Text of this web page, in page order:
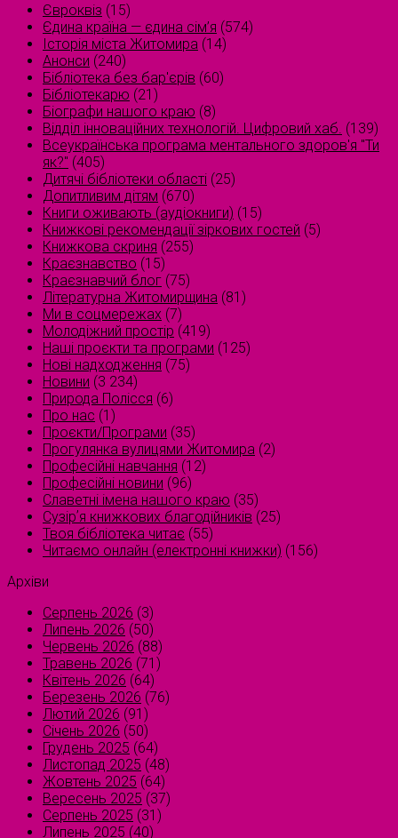
Євроквіз (15)
Єдина країна — єдина сім’я (574)
Історія міста Житомира (14)
Анонси (240)
Бібліотека без бар'єрів (60)
Бібліотекарю (21)
Біографи нашого краю (8)
Відділ інноваційних технологій. Цифровий хаб. (139)
Всеукраїнська програма ментального здоров'я "Ти
як?" (405)
Дитячі бібліотеки області (25)
Допитливим дітям (670)
Книги оживають (аудіокниги) (15)
Книжкові рекомендації зіркових гостей (5)
Книжкова скриня (255)
Краєзнавство (15)
Краєзнавчий блог (75)
Літературна Житомирщина (81)
Ми в соцмережах (7)
Молодіжний простір (419)
Наші проєкти та програми (125)
Нові надходження (75)
Новини (3 234)
Природа Полісся (6)
Про нас (1)
Проєкти/Програми (35)
Прогулянка вулицями Житомира (2)
Професійні навчання (12)
Професійні новини (96)
Славетні імена нашого краю (35)
Сузірʼя книжкових благодійників (25)
Твоя бібліотека читає (55)
Читаємо онлайн (електронні книжки) (156)
Архіви
Серпень 2026 (3)
Липень 2026 (50)
Червень 2026 (88)
Травень 2026 (71)
Квітень 2026 (64)
Березень 2026 (76)
Лютий 2026 (91)
Січень 2026 (50)
Грудень 2025 (64)
Листопад 2025 (48)
Жовтень 2025 (64)
Вересень 2025 (37)
Серпень 2025 (31)
Липень 2025 (40)